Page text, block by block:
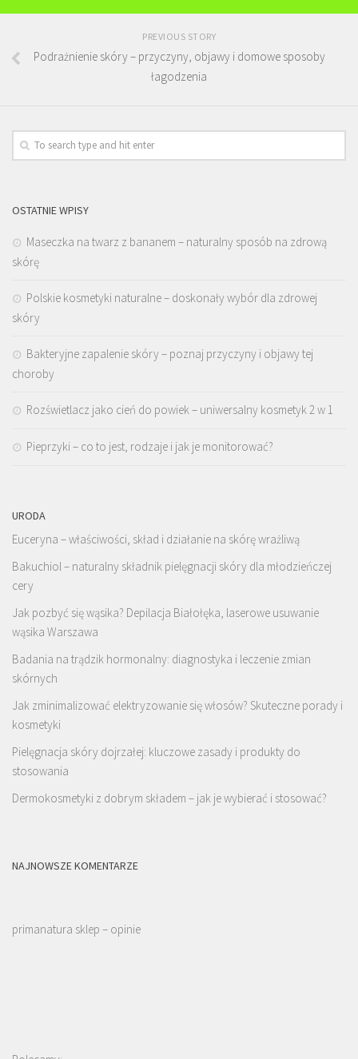
PREVIOUS STORY
Podrażnienie skóry – przyczyny, objawy i domowe sposoby
łagodzenia
OSTATNIE WPISY
Maseczka na twarz z bananem – naturalny sposób na zdrową
skórę
Polskie kosmetyki naturalne – doskonały wybór dla zdrowej
skóry
Bakteryjne zapalenie skóry – poznaj przyczyny i objawy tej
choroby
Rozświetlacz jako cień do powiek – uniwersalny kosmetyk 2 w 1
Pieprzyki – co to jest, rodzaje i jak je monitorować?
URODA
Euceryna – właściwości, skład i działanie na skórę wrażliwą
Bakuchiol – naturalny składnik pielęgnacji skóry dla młodzieńczej
cery
Jak pozbyć się wąsika? Depilacja Białołęka, laserowe usuwanie
wąsika Warszawa
Badania na trądzik hormonalny: diagnostyka i leczenie zmian
skórnych
Jak zminimalizować elektryzowanie się włosów? Skuteczne porady i
kosmetyki
Pielęgnacja skóry dojrzałej: kluczowe zasady i produkty do
stosowania
Dermokosmetyki z dobrym składem – jak je wybierać i stosować?
NAJNOWSZE KOMENTARZE
primanatura sklep – opinie